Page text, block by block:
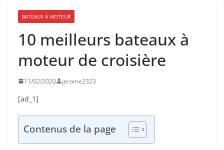
BATEAUX À MOTEUR
10 meilleurs bateaux à
moteur de croisière
11/02/2020 jerome2323
[ad_1]
Contenus de la page